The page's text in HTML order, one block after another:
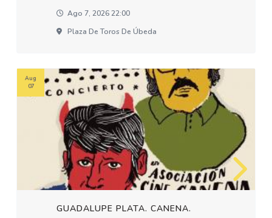
Ago 7, 2026 22:00
Plaza De Toros De Úbeda
GUADALUPE PLATA. CANENA.
Aug
07